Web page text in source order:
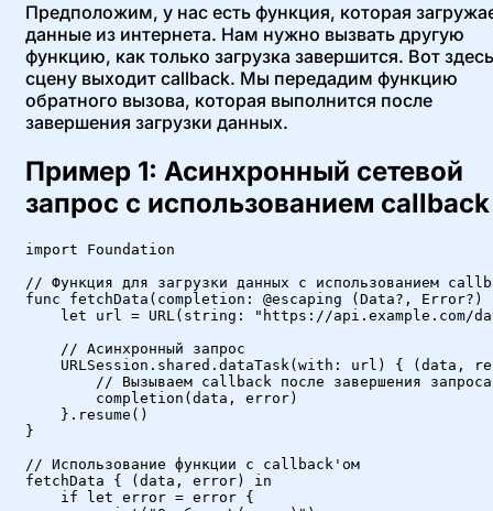
Предположим, у нас есть функция, которая
данные из интернета. Нам нужно вызвать другую
функцию, как только загрузка завершится. Вот
сцену выходит callback. Мы передадим функцию
обратного вызова, которая выполнится после
завершения загрузки данных.
Пример 1: Асинхронный сетевой
запрос с использованием callback
import Foundation
// Функция для загрузки данных с использованием
func fetchData(completion: @escaping (Data?,
let url = URL(string: "https://api.example.com/
    // Асинхронный запрос
URLSession.shared.dataTask(with: url) { (data,
        // Вызываем callback после завершения запроса
        completion(data, error)
    }.resume()
}
// Использование функции с callback'ом
fetchData { (data, error) in
    if let error = error {